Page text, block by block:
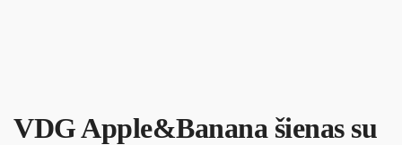
VDG Apple&Banana šienas su